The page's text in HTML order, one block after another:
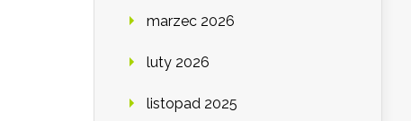
marzec 2026
luty 2026
listopad 2025